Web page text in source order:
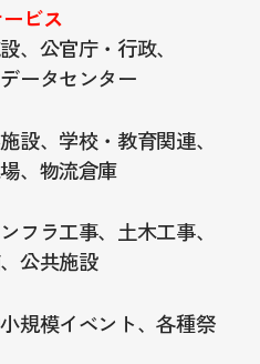
ビス
、公官庁・行政、
ータセンター
設、学校・教育関連、
、物流倉庫
フラ工事、土木工事、
公共施設
規模イベント、各種祭